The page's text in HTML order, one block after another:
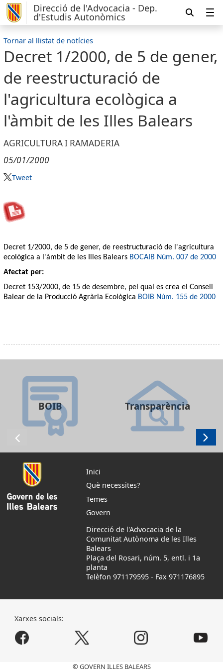
Direcció de l'Advocacia - Dep.
d'Estudis Autonòmics
Tornar al llistat de notícies
Decret 1/2000, de 5 de gener,
de reestructuració de
l'agricultura ecològica a
l'àmbit de les Illes Balears
AGRICULTURA I RAMADERIA
05/01/2000
Tweet
Decret 1/2000, de 5 de gener, de reestructuració de l'agricultura
ecològica a l'àmbit de les Illes Balears BOCAIB Núm. 007 de 2000
Afectat per:
Decret 153/2000, de 15 de desembre, pel qual es crea el Consell
Balear de la Producció Agrària Ecològica BOIB Núm. 155 de 2000
BOIB Transparència
Inici
Què necessites?
Temes
Govern
Direcció de l'Advocacia de la
Comunitat Autònoma de les Illes
Balears
Plaça del Rosari, núm. 5, entl. i 1a
planta
Telèfon 971179595 - Fax 971176895
Xarxes socials:
© GOVERN ILLES BALEARS